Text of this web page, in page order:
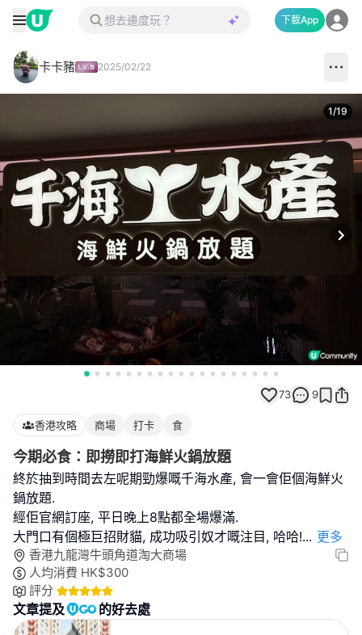
下載App
卡卡豬 2025/02/22
1/19
73 9
香港攻略 商場 打卡 食
今期必食：即撈即打海鮮火鍋放題
終於抽到時間去左呢期勁爆嘅千海水產, 會一會佢個海鮮火
鍋放題.
經佢官網訂座, 平日晚上8點都全場爆滿.
大門口有個極巨招財貓, 成功吸引奴才嘅注目, 哈哈!... 更多
香港九龍灣牛頭角道淘大商場
人均消費 HK$300
評分
文章提及 的好去處